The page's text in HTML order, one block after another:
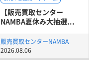
【販売買取センター
NAMBA夏休み大抽選...
販売買取センターNAMBA
2026.08.06